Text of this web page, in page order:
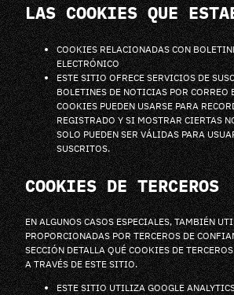
LAS COOKIES QUE
COOKIES RELACIONADAS CON
ELECTRÓNICO
ESTE SITIO OFRECE SERVICIOS DE
BOLETINES DE NOTICIAS POR CORREO
COOKIES PUEDEN USARSE PARA
REGISTRADO Y SI MOSTRAR CIERTAS
SOLO PUEDEN SER VÁLIDAS PARA
SUSCRITOS.
COOKIES DE TERCEROS
EN ALGUNOS CASOS ESPECIALES, TAMBIÉN
PROPORCIONADAS POR TERCEROS DE
SECCIÓN DETALLA QUÉ COOKIES DE
A TRAVÉS DE ESTE SITIO.
ESTE SITIO UTILIZA GOOGLE